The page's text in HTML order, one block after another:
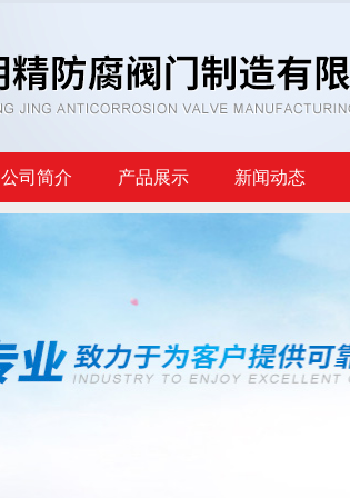
公司简介 产品展示 新闻动态